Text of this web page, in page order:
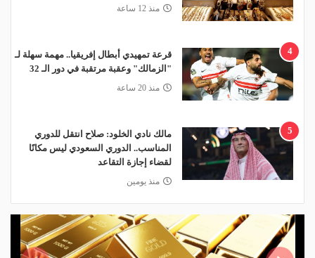
منذ 12 ساعة
4
قرعة تمهيدي أبطال إفريقيا.. مهمة سهلة لـ
"الزمالك" وعقبة مرتقبة في دور الـ 32
منذ 20 ساعة
5
مالك نادي الخلود: صلاح انتقل للدوري
المناسب.. الدوري السعودي ليس مكانًا
لقضاء إجازة التقاعد
منذ يومين